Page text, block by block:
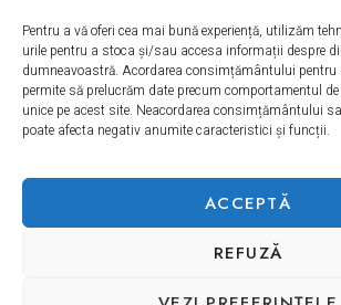
Pentru a vă oferi cea mai bună experiență, utilizăm
urile pentru a stoca și/sau accesa informații despre
dumneavoastră. Acordarea consimțământului pentru
permite să prelucrăm date precum comportamentul
unice pe acest site. Neacordarea consimțământului
poate afecta negativ anumite caracteristici și funcții.
ACCEPTĂ
REFUZĂ
INFORMAȚII
Cum cumpăr
Politică de Confidențialitate
Politica modulelor cookie